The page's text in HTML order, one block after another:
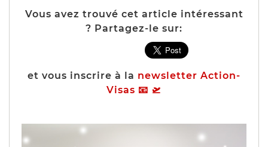
Vous avez trouvé cet article intéressant
? Partagez-le sur:
et vous inscrire à la newsletter Action-
Visas 📧 🛫